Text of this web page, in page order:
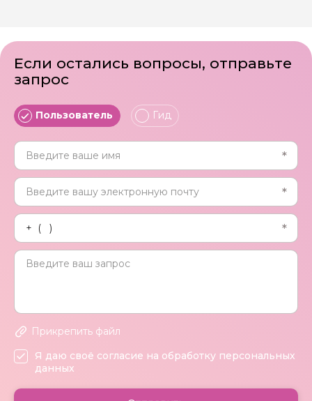
Если остались вопросы, отправьте
запрос
Пользователь Гид
Прикрепить файл
Я даю своё согласие на обработку персональных
данных